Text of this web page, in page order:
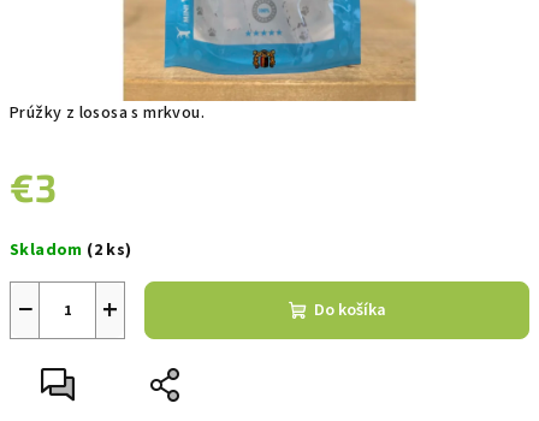
Prúžky z lososa s mrkvou.
€3
cena:
Skladom (2 ks)
+
− Do košíka